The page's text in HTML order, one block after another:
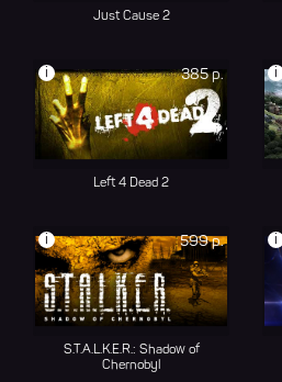
Just Cause 2
385 р.
i
Left 4 Dead 2
i
599 р.
i
S.T.A.L.K.E.R.: Shadow of
Chernobyl
i